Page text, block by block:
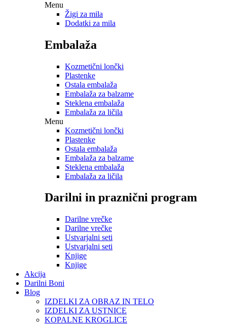
Menu
Žigi za mila
Dodatki za mila
Embalaža
Kozmetični lončki
Plastenke
Ostala embalaža
Embalaža za balzame
Steklena embalaža
Embalaža za ličila
Menu
Kozmetični lončki
Plastenke
Ostala embalaža
Embalaža za balzame
Steklena embalaža
Embalaža za ličila
Darilni in praznični program
Darilne vrečke
Darilne vrečke
Ustvarjalni seti
Ustvarjalni seti
Knjige
Knjige
Akcija
Darilni Boni
Blog
IZDELKI ZA OBRAZ IN TELO
IZDELKI ZA USTNICE
KOPALNE KROGLICE